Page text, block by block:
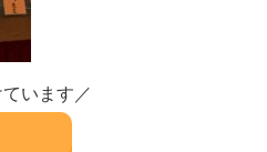
います／